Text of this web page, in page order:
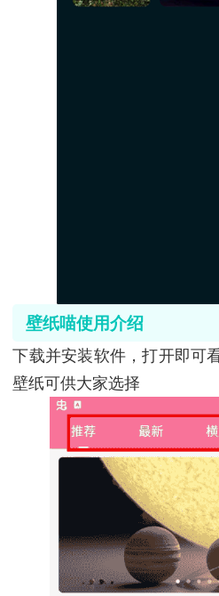
壁纸喵使用介绍
下载并安装软件，打开即可
壁纸可供大家选择